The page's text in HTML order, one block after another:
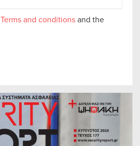
Terms and conditionsand the